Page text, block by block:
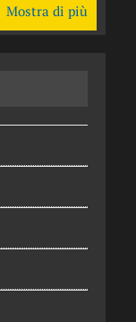
Mostra di più